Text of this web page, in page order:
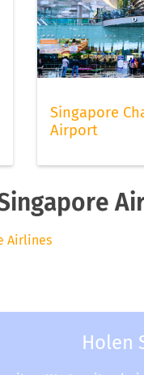
Singapore
Airport
Airlines
Holen